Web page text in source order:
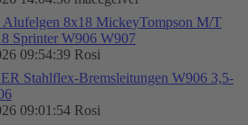
Alufelgen 8x18 MickeyTompson M/T
Sprinter W906 W907
09:54:39 Rosi
Stahlflex-Bremsleitungen W906 3,5-
09:01:54 Rosi